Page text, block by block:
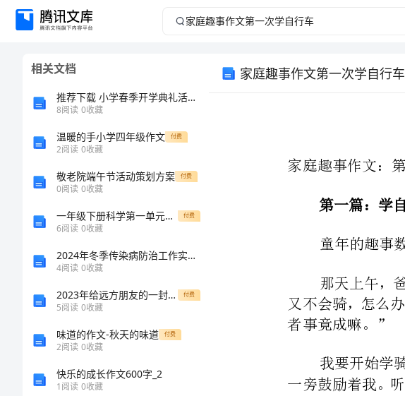
家
相关文档
推荐下载 小学春季开学典礼活动策划书参考
8阅读 0收藏
温暖的手小学四年级作文 付费
2阅读 0收藏
敬老院端午节活动策划方案 付费
0阅读 0收藏
一年级下册科学第一单元石头与泥土教案 付费
6阅读 0收藏
2024年冬季传染病防治工作实施方案
4阅读 0收藏
2023年给远方朋友的一封信锦集 付费
5阅读 0收藏
味道的作文-秋天的味道 付费
2阅读 0收藏
快乐的成长作文600字_2
1阅读 0收藏
家庭趣事作文第一次学自行车